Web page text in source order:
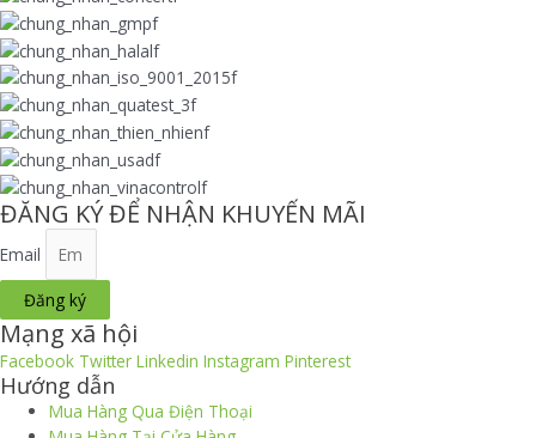
ĐĂNG KÝ ĐỂ NHẬN KHUYẾN MÃI
Email
Đăng ký
Mạng xã hội
Facebook Twitter Linkedin Instagram Pinterest
Hướng dẫn
Mua Hàng Qua Điện Thoại